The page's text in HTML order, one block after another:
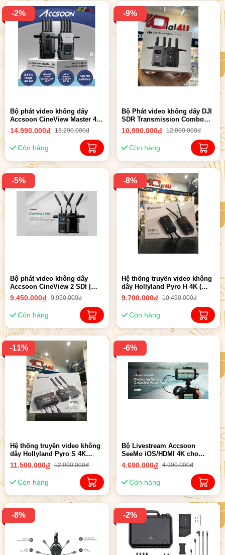
-2%
Bộ phát video không dây
Accsoon CineView Master 4K
60p| Chính hãng
14.990.000đ 15.290.000đ
Còn hàng
-9%
Bộ Phát video không dây DJI
SDR Transmission Combo
(Chính hãng)
10.990.000đ 12.090.000đ
Còn hàng
-5%
Bộ phát video không dây
Accsoon CineView 2 SDI |
Chính hãng
9.450.000đ 9.950.000đ
Còn hàng
-8%
Hệ thống truyền video không
dây Hollyland Pyro H 4K (
HDMI ) | Chính Hãng
9.700.000đ 10.490.000đ
Còn hàng
-11%
Hệ thống truyền video không
dây Hollyland Pyro S 4K
HDMI/SDI | Chính Hãng
11.500.000đ 12.990.000đ
Còn hàng
-6%
Bộ Livestream Accsoon
SeeMo iOS/HDMI 4K cho
iphone/ipad | Chính hãng
4.690.000đ 4.990.000đ
Còn hàng
-8% -2%